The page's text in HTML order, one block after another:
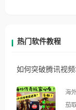
热门软件教程
如何突破腾讯视
海
茄取消